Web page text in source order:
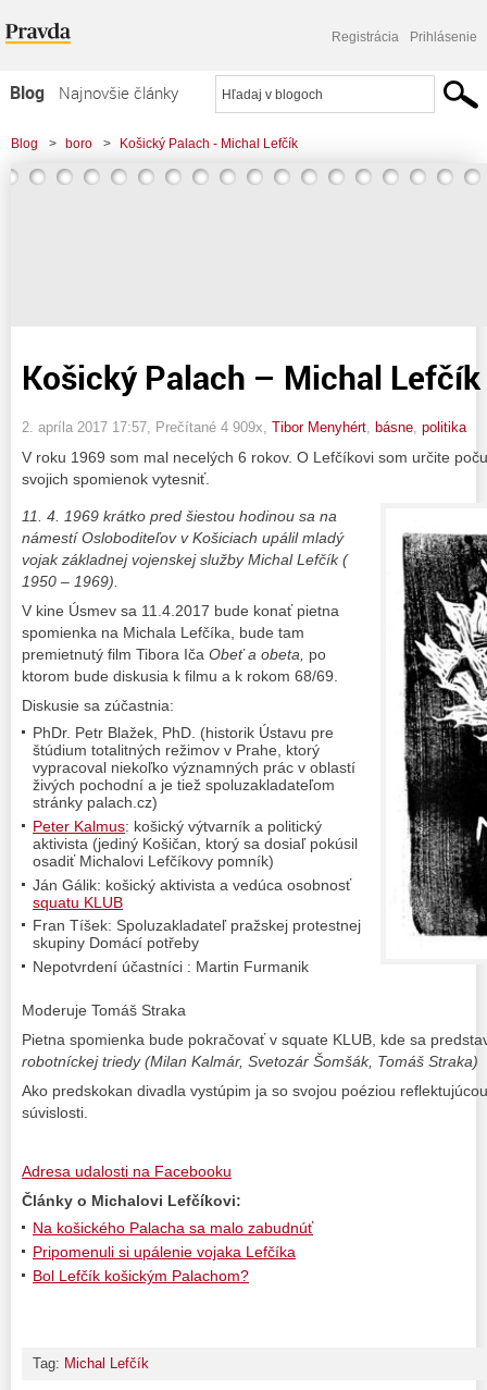
Registrácia Prihlásenie
Blog
Najnovšie články
Najčítanejšie články
Najkomentovanejšie články
Blog > boro > Košický Palach - Michal Lefčík
Košický Palach – Michal Lefčík
2. apríla 2017 17:57 , Prečítané 4 909x, Tibor Menyhért básne politika
V roku 1969 som mal necelých 6 rokov. O Lefčíkovi som určite
svojich spomienok vytesniť.
11. 4. 1969 krátko pred šiestou hodinou sa na
námestí Osloboditeľov v Košiciach upálil mladý
vojak základnej vojenskej služby Michal Lefčík (
1950 – 1969).
V kine Úsmev sa 11.4.2017 bude konať pietna
spomienka na Michala Lefčíka, bude tam
premietnutý film Tibora Iča Obeť a obeta,
po
ktorom bude diskusia k filmu a k rokom 68/69.
Diskusie sa zúčastnia:
PhDr. Petr Blažek, PhD. (historik Ústavu pre
štúdium totalitných režimov v Prahe, ktorý
vypracoval niekoľko významných prác v oblastí
živých pochodní a je tiež spoluzakladateľom
stránky palach.cz)
Peter Kalmus: košický výtvarník a politický
aktivista (jediný Košičan, ktorý sa dosiaľ pokúsil
osadiť Michalovi Lefčíkovy pomník)
Ján Gálik: košický aktivista a vedúca osobnosť
squatu KLUB
Fran Tíšek: Spoluzakladateľ pražskej protestnej
skupiny Domácí potřeby
Nepotvrdení účastníci : Martin Furmanik
Moderuje Tomáš Straka
Pietna spomienka bude pokračovať v squate KLUB, kde sa
robotníckej triedy (Milan Kalmár, Svetozár Šomšák, Tomáš Straka)
Ako predskokan divadla vystúpim ja so svojou poéziou
súvislosti.
Adresa udalosti na Facebooku
Články o Michalovi Lefčíkovi:
Na košického Palacha sa malo zabudnúť
Pripomenuli si upálenie vojaka Lefčíka
Bol Lefčík košickým Palachom?
Tag: Michal Lefčík